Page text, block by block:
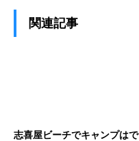
関連記事
志喜屋ビーチでキャンプはで